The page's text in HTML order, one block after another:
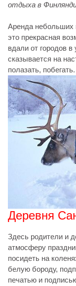
отдыха в
Аренда небольших
это прекрасная
вдали от городов
сказывается на
полазать, побегать.
Деревня
Здесь родители и
атмосферу
посидеть на
белую бороду,
печатью и